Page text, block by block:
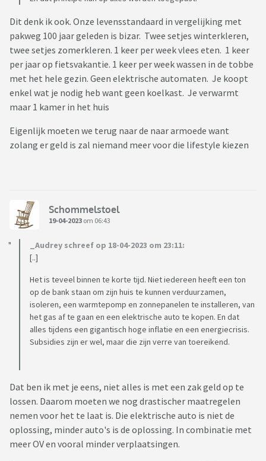
Dit denk ik ook. Onze levensstandaard in vergelijking met
pakweg 100 jaar geleden is bizar. Twee setjes winterkleren,
twee setjes zomerkleren. 1 keer per week vlees eten. 1 keer
per jaar op fietsvakantie. 1 keer per week wassen in de tobbe
met het hele gezin. Geen elektrische automaten. Je koopt
enkel wat je nodig heb want geen koelkast. Je verwarmt
maar 1 kamer in het huis
Eigenlijk moeten we terug naar de naar armoede want
zolang er geld is zal niemand meer voor die lifestyle kiezen
Schommelstoel
19-04-2023 om 06:43
_Audrey schreef op 18-04-2023 om 23:11:
[..]
Het is teveel binnen te korte tijd. Niet iedereen heeft een ton
op de bank staan om zijn huis te kunnen verduurzamen,
isoleren, een warmtepomp en zonnepanelen te installeren, van
het gas af te gaan en een elektrische auto te kopen. En dat
alles tijdens een gigantisch hoge inflatie en een energiecrisis.
Subsidies zijn er wel, maar die zijn verre van toereikend.
Dat ben ik met je eens, niet alles is met een zak geld op te
lossen. Daarom moeten we nog drastischer maatregelen
nemen voor het te laat is. Die elektrische auto is niet de
oplossing, minder auto's is de oplossing. In combinatie met
meer OV en vooral minder verplaatsingen.